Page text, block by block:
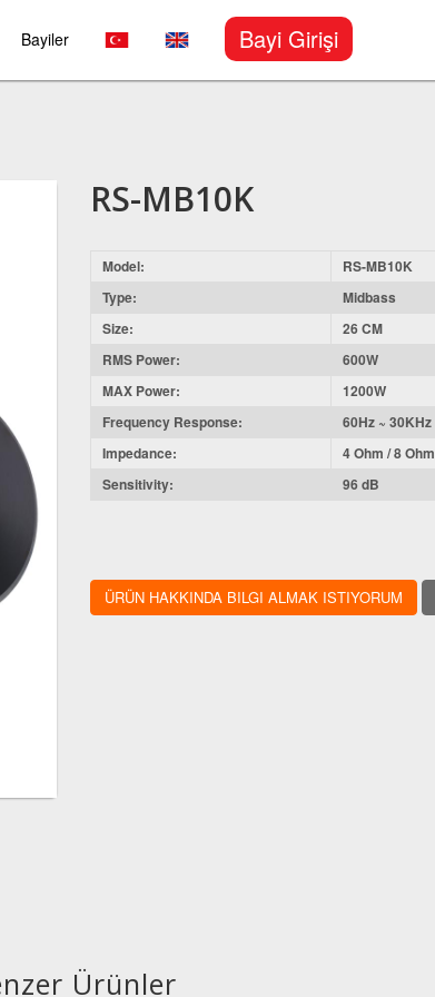
Bayiler Bayi Girişi
RS-MB10K
Model:
RS-MB10K
Type:
Midbass
Size:
26 CM
RMS Power:
600W
MAX Power:
1200W
Frequency Response:
60Hz ~ 30KHz
Impedance:
4 Ohm / 8 Ohm
Sensitivity:
96 dB
ÜRÜN HAKKINDA BILGI ALMAK ISTIYORUM
Ürünler